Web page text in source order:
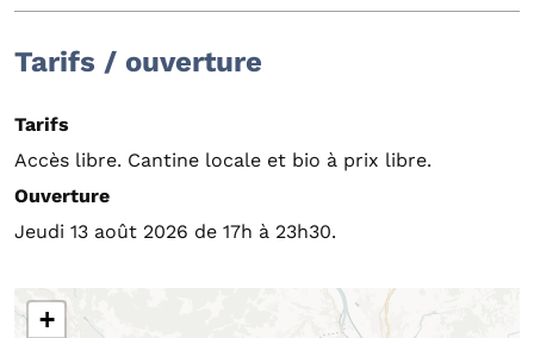
Tarifs / ouverture
Tarifs
Accès libre. Cantine locale et bio à prix libre.
Ouverture
Jeudi 13 août 2026 de 17h à 23h30.
+